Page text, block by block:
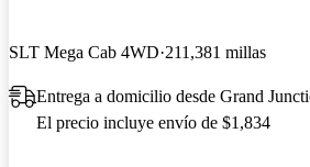
SLT Mega Cab 4WD 211,381 millas
Entrega a domicilio desde Grand
El precio incluye envío de $1,834